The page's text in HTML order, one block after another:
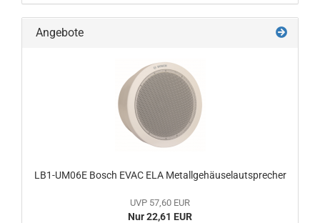
Angebote
LB1-UM06E Bosch EVAC ELA Metallgehäuselautsprecher
UVP 57,60 EUR
Nur 22,61 EUR